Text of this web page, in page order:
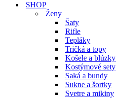
SHOP
Ženy
Šaty
Rifle
Tepláky
Tričká a topy
Košele a blúzky
Kostýmové sety
Saká a bundy
Sukne a šortky
Svetre a mikiny